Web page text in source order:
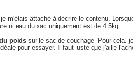
m'étais attaché à décrire le contenu.
ni eau du sac uniquement est de 4.5kg.
poidssur le sac de couchage. Pour cela,
pour essayer. Il faut juste que j'aille